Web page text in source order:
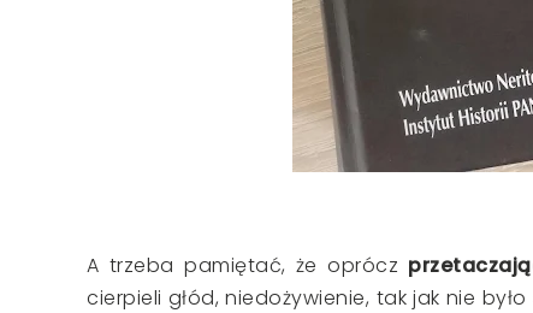
A trzeba pamiętać, że oprócz
cierpieli głód, niedożywienie, tak jak nie